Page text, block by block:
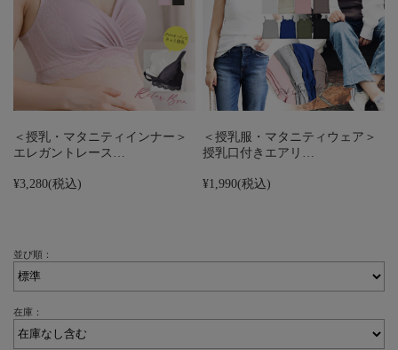
＜授乳・マタニティインナー＞
エレガントレース…
¥3,280(税込)
＜授乳服・マタニティウェア＞
授乳口付きエアリ…
¥1,990(税込)
並び順：
在庫：